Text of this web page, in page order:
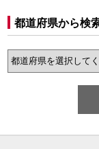
都道府県から検